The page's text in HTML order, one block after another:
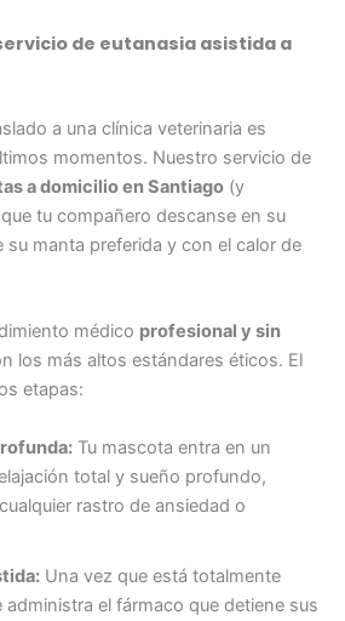
de eutanasia asistida a
a una clínica veterinaria es
momentos. Nuestro servicio de
a domicilio en Santiago (y
tu compañero descanse en su
manta preferida y con el calor de
médico profesional y sin
los más altos estándares éticos. El
etapas:
Tu mascota entra en un
total y sueño profundo,
rastro de ansiedad o
Una vez que está totalmente
administra el fármaco que detiene sus